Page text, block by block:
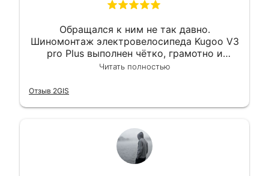
Обращался к ним не так давно.
Шиномонтаж электровелосипеда Kugoo V3
pro Plus выполнен чётко, грамотно и
квалифицированно. Всё сделано
Читать полностью
Отзыв 2GIS